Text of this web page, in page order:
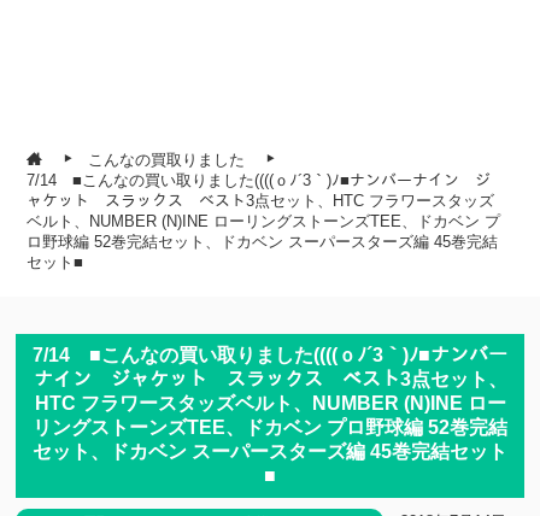
こんなの買取りました
7/14 ■こんなの買い取りました((((ｏﾉ´3｀)ﾉ■ナンバーナイン ジ
ャケット スラックス ベスト3点セット、HTC フラワースタッズ
ベルト、NUMBER (N)INE ローリングストーンズTEE、ドカベン プ
ロ野球編 52巻完結セット、ドカベン スーパースターズ編 45巻完結
セット■
7/14 ■こんなの買い取りました((((ｏﾉ´3｀)ﾉ■ナンバー
ナイン ジャケット スラックス ベスト3点セット、
HTC フラワースタッズベルト、NUMBER (N)INE ロー
リングストーンズTEE、ドカベン プロ野球編 52巻完結
セット、ドカベン スーパースターズ編 45巻完結セット
■